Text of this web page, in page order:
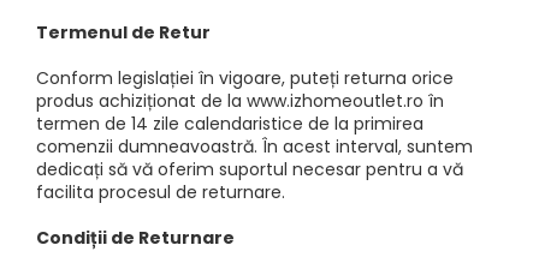
Termenul de Retur
Conform legislației în vigoare, puteți returna orice
produs achiziționat de la www.izhomeoutlet.ro în
termen de 14 zile calendaristice de la primirea
comenzii dumneavoastră. În acest interval, suntem
dedicați să vă oferim suportul necesar pentru a vă
facilita procesul de returnare.
Condiții de Returnare